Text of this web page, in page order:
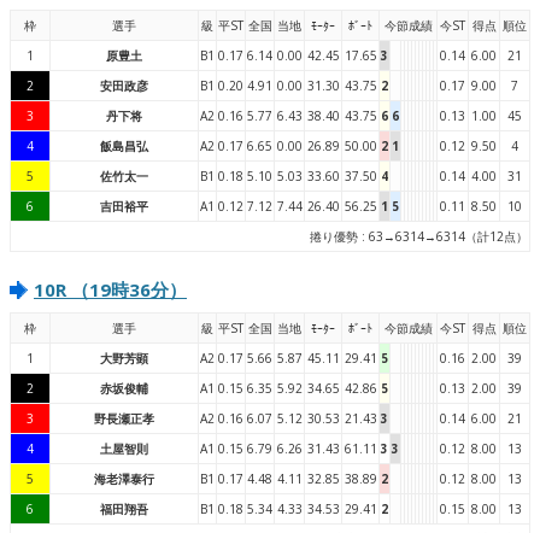
枠 選手 級 平ST 全国 当地 ﾓｰﾀｰ ﾎﾞｰﾄ 今節成績 今ST 得点 順位
1
原豊土 B1 0.17 6.14 0.00 42.45 17.65 3 0.14 6.00
21
2
安田政彦 B1 0.20 4.91 0.00 31.30 43.75 2 0.17 9.00
7
3
丹下将 A2 0.16 5.77 6.43 38.40 43.75 6 6 0.13 1.00
45
4
飯島昌弘 A2 0.17 6.65 0.00 26.89 50.00 2 1 0.12 9.50
4
5
佐竹太一 B1 0.18 5.10 5.03 33.60 37.50 4 0.14 4.00
31
6
吉田裕平 A1 0.12 7.12 7.44 26.40 56.25 1 5 0.11 8.50
10
捲り優勢 : 63→6314→6314（計12点）
10R （19時36分）
枠 選手 級 平ST 全国 当地 ﾓｰﾀｰ ﾎﾞｰﾄ 今節成績 今ST 得点 順位
1
大野芳顕 A2 0.17 5.66 5.87 45.11 29.41 5 0.16 2.00
39
2
赤坂俊輔 A1 0.15 6.35 5.92 34.65 42.86 5 0.13 2.00
39
3
野長瀬正孝 A2 0.16 6.07 5.12 30.53 21.43 3 0.14 6.00
21
4
土屋智則 A1 0.15 6.79 6.26 31.43 61.11 3 3 0.12 8.00
13
5
海老澤泰行 B1 0.17 4.48 4.11 32.85 38.89 2 0.12 8.00
13
6
福田翔吾 B1 0.18 5.34 4.33 34.53 29.41 2 0.15 8.00
13